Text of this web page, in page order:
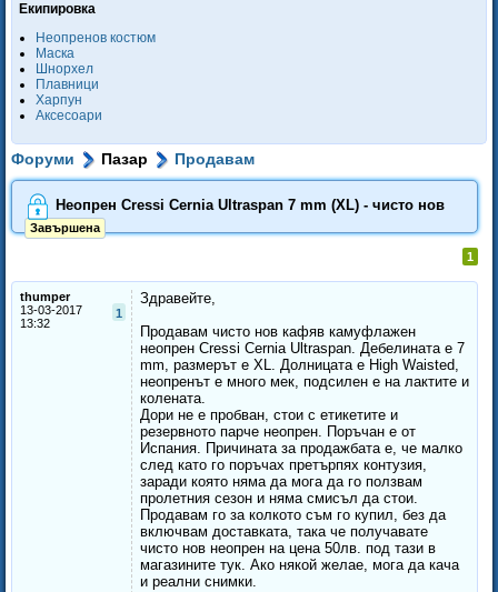
Екипировка
Неопренов костюм
Маска
Шнорхел
Плавници
Харпун
Аксесоари
Форуми Пазар Продавам
Неопрен Cressi Cernia Ultraspan 7 mm (XL) - чисто нов
Завършена
1
thumper
1
13-03-2017
13:32
Здравейте,
Продавам чисто нов кафяв камуфлажен
неопрен Cressi Cernia Ultraspan. Дебелината е 7
mm, размерът е XL. Долницата е High Waisted,
неопренът е много мек, подсилен е на лактите и
колената.
Дори не е пробван, стои с етикетите и
резервното парче неопрен. Поръчан е от
Испания. Причината за продажбата е, че малко
след като го поръчах претърпях контузия,
заради която няма да мога да го ползвам
пролетния сезон и няма смисъл да стои.
Продавам го за колкото съм го купил, без да
включвам доставката, така че получавате
чисто нов неопрен на цена 50лв. под тази в
магазините тук. Ако някой желае, мога да кача
и реални снимки.